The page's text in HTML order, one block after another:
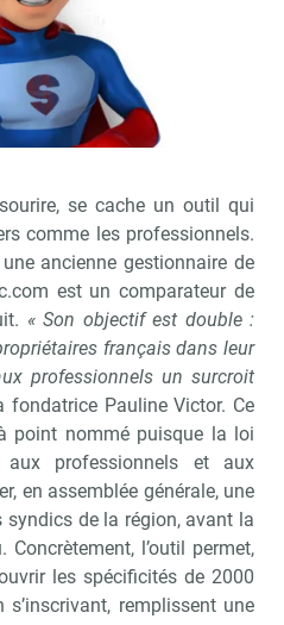
se cache un outil qui
comme les professionnels.
ancienne gestionnaire de
est un comparateur de
« Son objectif est double :
français dans leur
professionnels un surcroit
fondatrice Pauline Victor. Ce
point nommé puisque la loi
professionnels et aux
en assemblée générale, une
de la région, avant la
Concrètement, l’outil permet,
les spécificités de 2000
remplissent une